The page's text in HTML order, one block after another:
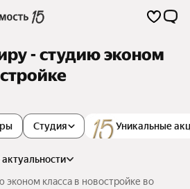
- студию эконом
Уникальные
Студия
актуальности
эконом класса в новостройке во